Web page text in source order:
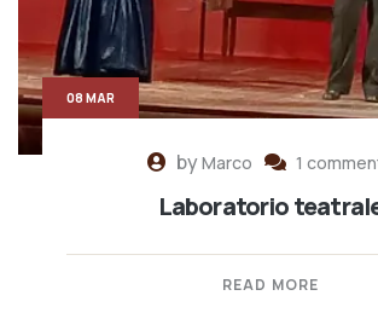
byMarco 1
Laboratorio
READ MORE
08 MAR